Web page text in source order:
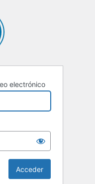
electrónico